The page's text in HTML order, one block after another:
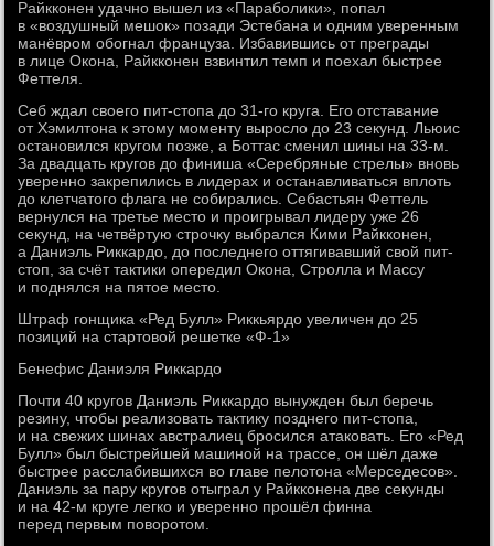
Райкконен удачно вышел из «Параболики», попал
в «воздушный мешок» позади Эстебана и одним уверенным
манёвром обогнал француза. Избавившись от преграды
в лице Окона, Райкконен взвинтил темп и поехал быстрее
Феттеля.
Себ ждал своего пит-стопа до 31-го круга. Его отставание
от Хэмилтона к этому моменту выросло до 23 секунд. Льюис
остановился кругом позже, а Боттас сменил шины на 33-м.
За двадцать кругов до финиша «Серебряные стрелы» вновь
уверенно закрепились в лидерах и останавливаться вплоть
до клетчатого флага не собирались. Себастьян Феттель
вернулся на третье место и проигрывал лидеру уже 26
секунд, на четвёртую строчку выбрался Кими Райкконен,
а Даниэль Риккардо, до последнего оттягивавший свой пит-
стоп, за счёт тактики опередил Окона, Стролла и Массу
и поднялся на пятое место.
Штраф гонщика «Ред Булл» Риккьярдо увеличен до 25
позиций на стартовой решетке «Ф-1»
Бенефис Даниэля Риккардо
Почти 40 кругов Даниэль Риккардо вынужден был беречь
резину, чтобы реализовать тактику позднего пит-стопа,
и на свежих шинах австралиец бросился атаковать. Его «Ред
Булл» был быстрейшей машиной на трассе, он шёл даже
быстрее расслабившихся во главе пелотона «Мерседесов».
Даниэль за пару кругов отыграл у Райкконена две секунды
и на 42-м круге легко и уверенно прошёл финна
перед первым поворотом.